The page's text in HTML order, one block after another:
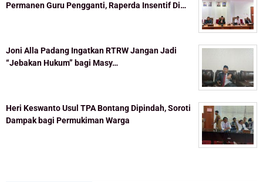
Permanen Guru Pengganti, Raperda Insentif Di…
Joni Alla Padang Ingatkan RTRW Jangan Jadi
“Jebakan Hukum” bagi Masy…
Heri Keswanto Usul TPA Bontang Dipindah, Soroti
Dampak bagi Permukiman Warga